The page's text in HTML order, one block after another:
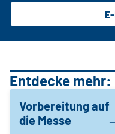
Entdecke mehr:
Vorbereitung auf
die Messe